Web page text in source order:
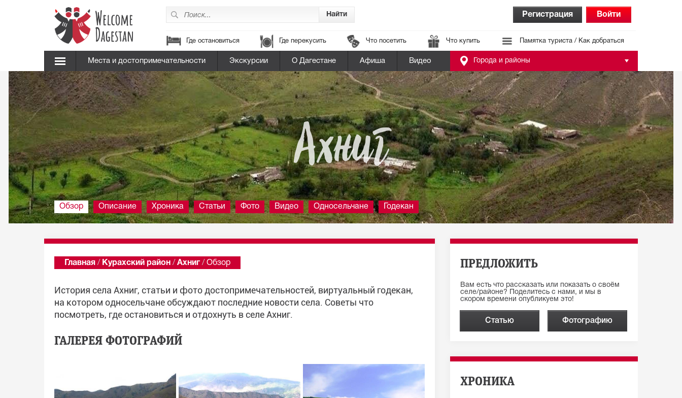
Регистрация Войти
Где остановиться Где перекусить Что посетить Что купить Памятка туриста / Как добраться
Места и достопримечательности Экскурсии О Дагестане Афиша Видео Города и районы
Ахниг
Обзор Описание Хроника Статьи Фото Видео Односельчане Годекан
Главная / Курахский район / Ахниг / Обзор
История села Ахниг, статьи и фото достопримечательностей, виртуальный годекан,
на котором односельчане обсуждают последние новости села. Советы что
посмотреть, где остановиться и отдохнуть в селе Ахниг.
ГАЛЕРЕЯ ФОТОГРАФИЙ
ПРЕДЛОЖИТЬ
Вам есть что рассказать или показать о своём
селе/районе? Поделитесь с нами, и мы в
скором времени опубликуем это!
Статью Фотографию
ХРОНИКА